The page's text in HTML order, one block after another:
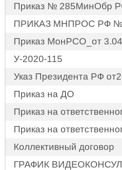
Приказ № 285МинОбр
ПРИКАЗ МНПРОС РФ №
Приказ МонРСО_от
У-2020-115
Указ Президента РФ
Приказ на ДО
Приказ на
Приказ на
Коллективный договор
ГРАФИК